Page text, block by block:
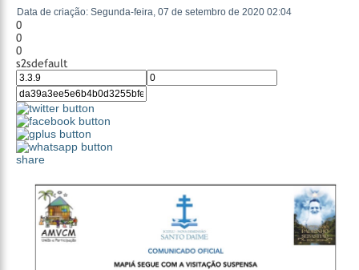
Data de criação: Segunda-feira, 07 de setembro de 2020 02:04
0
0
0
s2sdefault
share